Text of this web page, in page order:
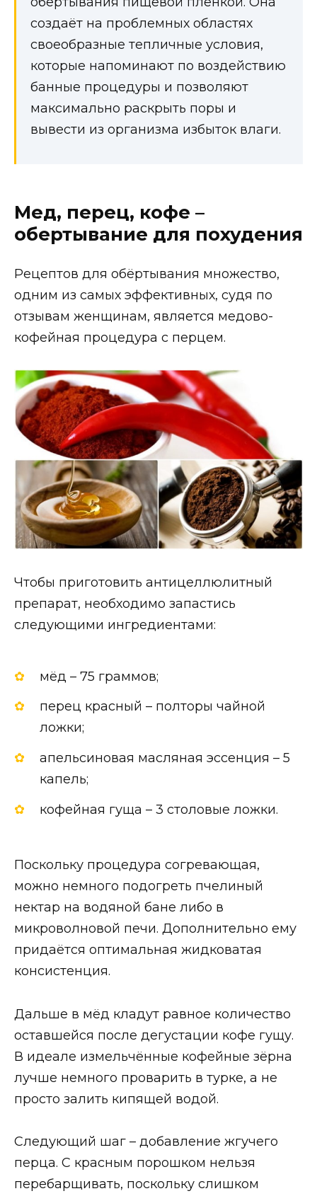
создаёт на проблемных областях
своеобразные тепличные условия,
которые напоминают по воздействию
банные процедуры и позволяют
максимально раскрыть поры и
вывести из организма избыток влаги.
Мед, перец, кофе –
обертывание для похудения
Рецептов для обёртывания множество,
одним из самых эффективных, судя по
отзывам женщинам, является медово-
кофейная процедура с перцем.
Чтобы приготовить антицеллюлитный
препарат, необходимо запастись
следующими ингредиентами:
мёд – 75 граммов;
перец красный – полторы чайной
ложки;
апельсиновая масляная эссенция – 5
капель;
кофейная гуща – 3 столовые ложки.
Поскольку процедура согревающая,
можно немного подогреть пчелиный
нектар на водяной бане либо в
микроволновой печи. Дополнительно ему
придаётся оптимальная жидковатая
консистенция.
Дальше в мёд кладут равное количество
оставшейся после дегустации кофе гущу.
В идеале измельчённые кофейные зёрна
лучше немного проварить в турке, а не
просто залить кипящей водой.
Следующий шаг – добавление жгучего
перца. С красным порошком нельзя
перебарщивать, поскольку слишком